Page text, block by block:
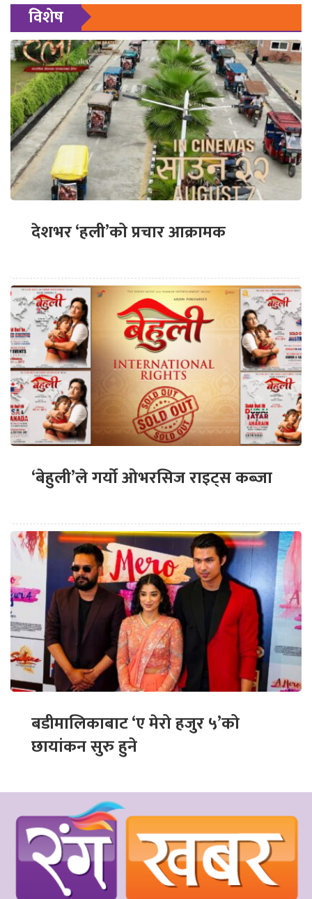
विशेष
देशभर ‘हली’को प्रचार आक्रामक
‘बेहुली’ले गर्यो ओभरसिज राइट्स कब्जा
बडीमालिकाबाट ‘ए मेरो हजुर ५’को
छायांकन सुरु हुने